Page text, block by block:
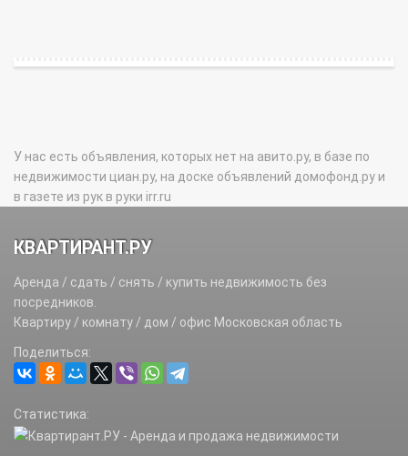
У нас есть объявления, которых нет на авито.ру, в базе по
недвижимости циан.ру, на доске объявлений домофонд.ру и
в газете из рук в руки irr.ru
КВАРТИРАНТ.РУ
Аренда / сдать / снять / купить недвижимость без
посредников.
Квартиру / комнату / дом / офис Московская область
Поделиться:
Статистика: